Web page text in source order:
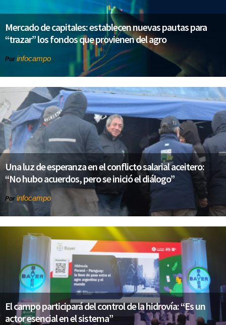
Mercado de capitales: establecen nuevas pautas para
“trazar” los fondos que provienen del agro
Por infocampo
Una luz de esperanza en el conflicto salarial aceitero:
“No hubo acuerdos, pero se inició el diálogo”
Por infocampo
El campo participará del control de la hidrovía: “Es un
actor esencial en el sistema”